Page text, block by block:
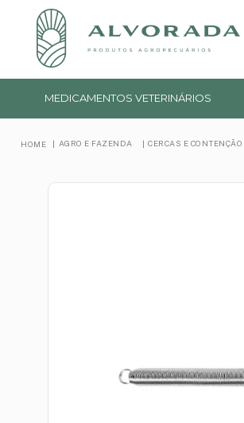
MEDICAMENTOS VETERINÁRIOS
AGRO E FAZENDA CERCAS E CONTENÇÃO